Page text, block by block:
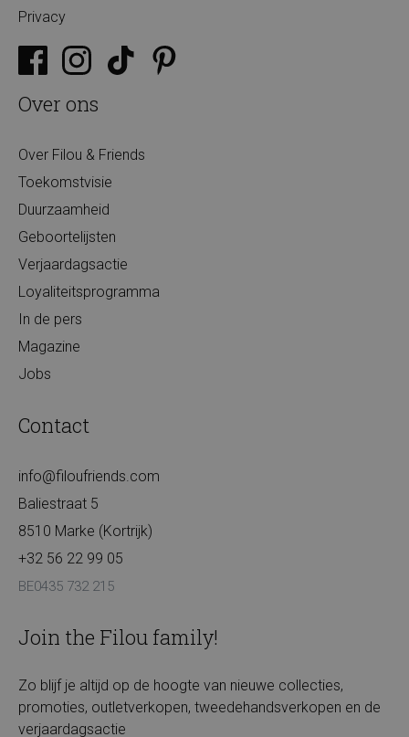
Privacy
Over ons
Over Filou & Friends
Toekomstvisie
Duurzaamheid
Geboortelijsten
Verjaardagsactie
Loyaliteitsprogramma
In de pers
Magazine
Jobs
Contact
info@filoufriends.com
Baliestraat 5
8510 Marke (Kortrijk)
+32 56 22 99 05
BE0435 732 215
Join the Filou family!
Zo blijf je altijd op de hoogte van nieuwe collecties,
promoties, outletverkopen, tweedehandsverkopen en de
verjaardagsactie